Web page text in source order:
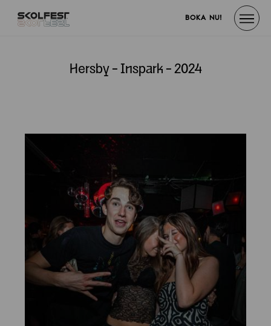
BOKA NU!
Hersby - Inspark - 2024